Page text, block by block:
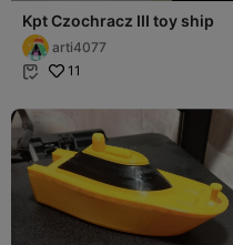
Kpt Czochracz III toy ship
arti4077
 11